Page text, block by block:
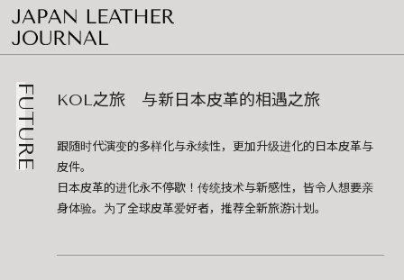
FUTURE KOL之旅 与新日本皮革的相遇之旅
跟随时代演变的多样化与永续性，更加升级进化的日本皮革与
皮件。
日本皮革的进化永不停歇！传统技术与新感性，皆令人想要亲
身体验。为了全球皮革爱好者，推荐全新旅游计划。